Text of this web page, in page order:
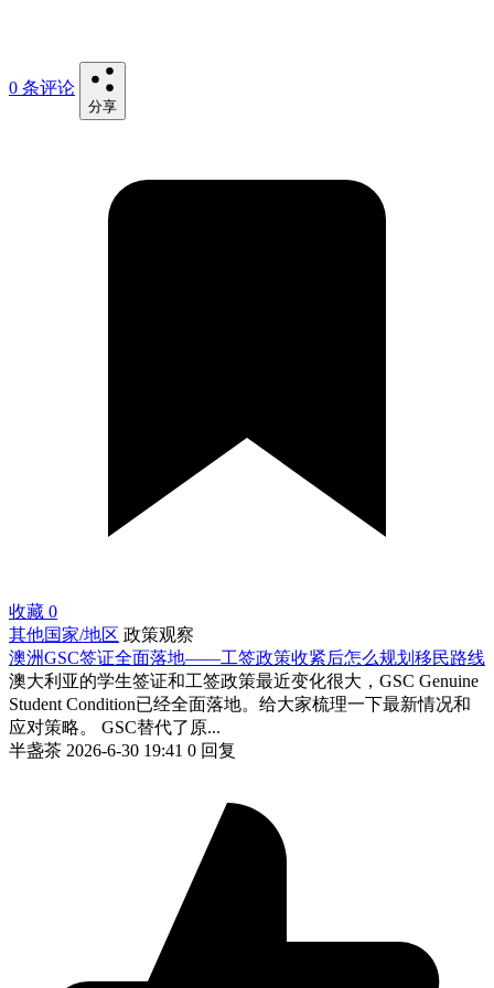
0 条评论
分享
收藏 0
其他国家/地区 政策观察
澳洲GSC签证全面落地——工签政策收紧后怎么规划移民路线
澳大利亚的学生签证和工签政策最近变化很大，GSC Genuine
Student Condition已经全面落地。给大家梳理一下最新情况和
应对策略。 GSC替代了原...
半盏茶 2026-6-30 19:41 0 回复